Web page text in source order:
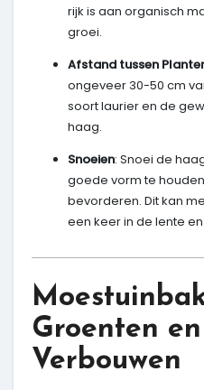
rijk is aan organisch
groei.
Afstand tussen
ongeveer 30-50 cm
soort laurier en de
haag.
Snoeien: Snoei de
goede vorm te
bevorderen. Dit kan
een keer in de lente
Groenten
Verbouwen